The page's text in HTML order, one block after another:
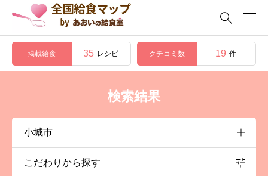

掲載給食 35 レシピ クチコミ数 19 件
検索結果
こだわりから探す